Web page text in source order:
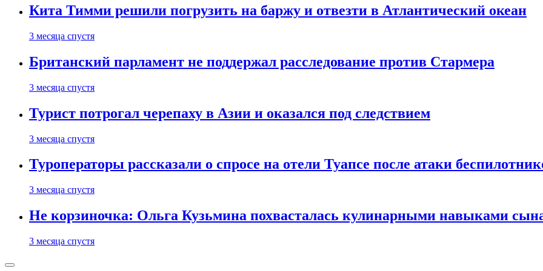
Кита Тимми решили погрузить на баржу и отвезти в Атлантический океан
3 месяца спустя
Британский парламент не поддержал расследование против Стармера
3 месяца спустя
Турист потрогал черепаху в Азии и оказался под следствием
3 месяца спустя
Туроператоры рассказали о спросе на отели Туапсе после атаки
3 месяца спустя
Не корзиночка: Ольга Кузьмина похвасталась кулинарными навыками
3 месяца спустя